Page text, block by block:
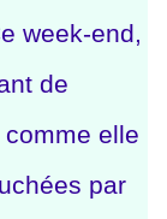
week-end,
de
elle
par